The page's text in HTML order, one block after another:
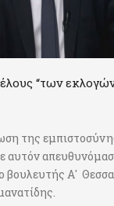
“των
της
αυτόν
βουλευτής Α'